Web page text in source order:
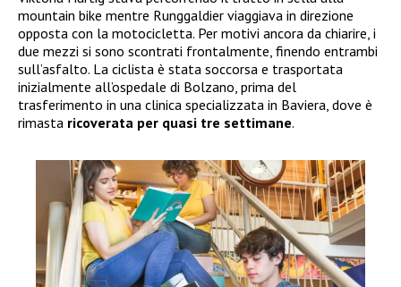
mountain bike mentre Runggaldier viaggiava in direzione
opposta con la motocicletta. Per motivi ancora da chiarire, i
due mezzi si sono scontrati frontalmente, finendo entrambi
sull’asfalto. La ciclista è stata soccorsa e trasportata
inizialmente all’ospedale di Bolzano, prima del
trasferimento in una clinica specializzata in Baviera, dove è
rimasta ricoverata per quasi tre settimane.